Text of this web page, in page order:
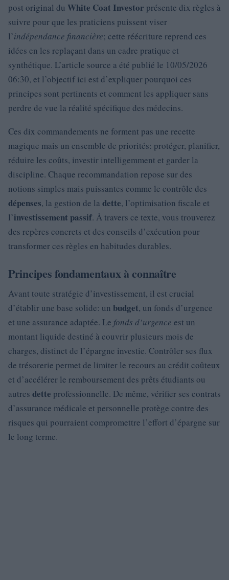
post original du White Coat Investor présente dix règles à
suivre pour que les praticiens puissent viser
l’indépendance financière; cette réécriture reprend ces
idées en les replaçant dans un cadre pratique et
synthétique. L’article source a été publié le 10/05/2026
06:30, et l’objectif ici est d’expliquer pourquoi ces
principes sont pertinents et comment les appliquer sans
perdre de vue la réalité spécifique des médecins.
Ces dix commandements ne forment pas une recette
magique mais un ensemble de priorités: protéger, planifier,
réduire les coûts, investir intelligemment et garder la
discipline. Chaque recommandation repose sur des
notions simples mais puissantes comme le contrôle des
dépenses, la gestion de la dette, l’optimisation fiscale et
l’investissement passif. À travers ce texte, vous trouverez
des repères concrets et des conseils d’exécution pour
transformer ces règles en habitudes durables.
Principes fondamentaux à connaître
Avant toute stratégie d’investissement, il est crucial
d’établir une base solide: un budget, un fonds d’urgence
et une assurance adaptée. Le fonds d’urgence est un
montant liquide destiné à couvrir plusieurs mois de
charges, distinct de l’épargne investie. Contrôler ses flux
de trésorerie permet de limiter le recours au crédit coûteux
et d’accélérer le remboursement des prêts étudiants ou
autres dette professionnelle. De même, vérifier ses contrats
d’assurance médicale et personnelle protège contre des
risques qui pourraient compromettre l’effort d’épargne sur
le long terme.